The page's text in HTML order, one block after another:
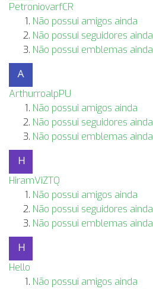
PetroniovarfCR
Não possui amigos ainda
Não possui seguidores ainda
Não possui emblemas ainda
ArthurroalpPU
Não possui amigos ainda
Não possui seguidores ainda
Não possui emblemas ainda
HiramViZTQ
Não possui amigos ainda
Não possui seguidores ainda
Não possui emblemas ainda
Hello
Não possui amigos ainda